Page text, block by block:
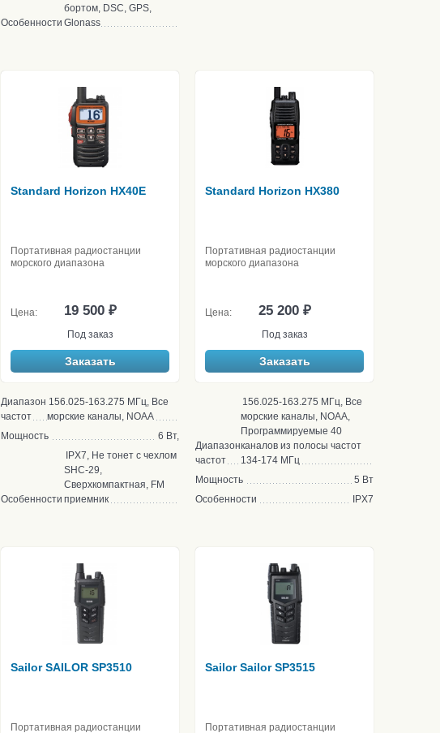
Особенности
бортом, DSC, GPS,
Glonass
Standard Horizon HX40E
Портативная радиостанции
морского диапазона
Цена: 19 500 ₽
Под заказ
Заказать
Диапазон
частот
156.025-163.275 МГц, Все
морские каналы, NOAA
Мощность
6 Вт,
Особенности
IPX7, Не тонет с чехлом
SHC-29,
Сверхкомпактная, FM
приемник
Standard Horizon HX380
Портативная радиостанции
морского диапазона
Цена: 25 200 ₽
Под заказ
Заказать
Диапазон
частот
156.025-163.275 МГц, Все
морские каналы, NOAA,
Программируемые 40
каналов из полосы частот
134-174 МГц
Мощность
5 Вт
Особенности
IPX7
Sailor SAILOR SP3510
Портативная радиостанции
Sailor Sailor SP3515
Портативная радиостанции